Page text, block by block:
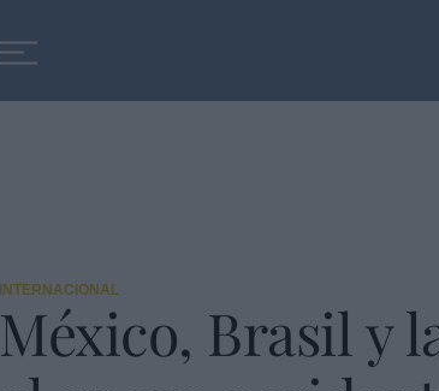
INTERNACIONAL
México, Brasil y